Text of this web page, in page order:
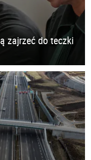
zajrzeć do teczki